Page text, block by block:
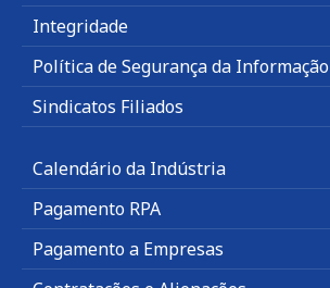
Integridade
Política de Segurança da Informação
Sindicatos Filiados
Calendário da Indústria
Pagamento RPA
Pagamento a Empresas